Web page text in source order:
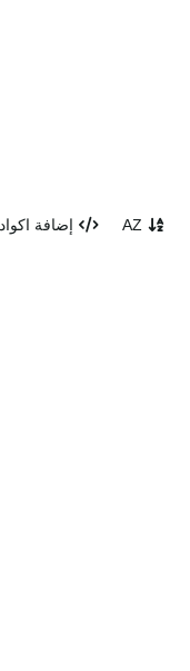
AZ إضافة اكواد